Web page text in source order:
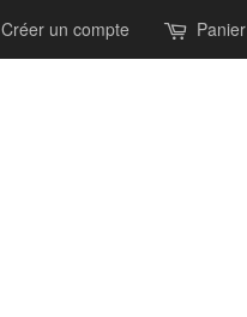
Créer un compte Panier